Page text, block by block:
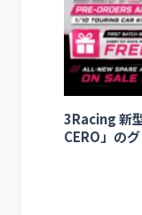
3Racing 新
CERO」の